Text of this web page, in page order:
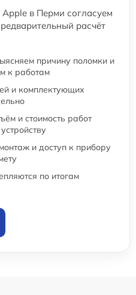
в Перми согласуем
расчёт
причину поломки и
к работам
и комплектующих
и стоимость работ
и доступ к прибору
по итогам